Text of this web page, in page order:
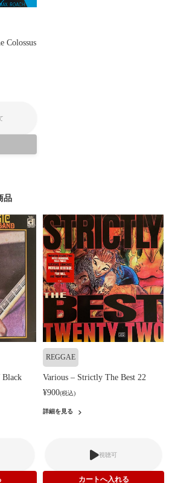
Colossus
品
Black
REGGAE
Various – Strictly The Best 22
¥900(税込)
詳細を見る
視聴可